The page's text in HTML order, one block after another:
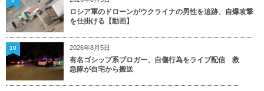
ロシア軍のドローンがウクライナの男性を追跡、自爆攻撃
を仕掛ける【動画】
2026年8月5日
有名ゴシップ系ブロガー、自傷行為をライブ配信 救
急隊が自宅から搬送
10